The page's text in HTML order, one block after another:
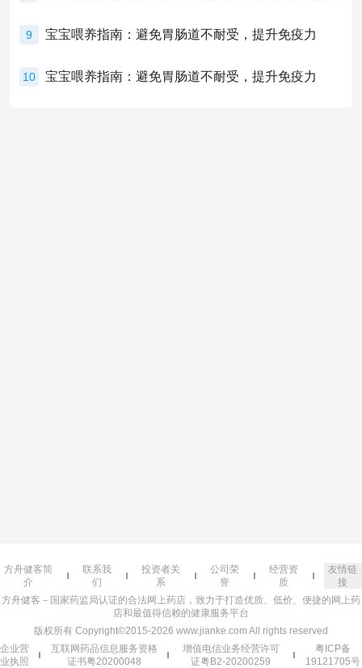
9 宝宝喂养指南：避免胃肠道不耐受，提升免疫力
10 宝宝喂养指南：避免胃肠道不耐受，提升免疫力
方舟健客简
介
联系我
们
投资者关
系
公司荣
誉
经营资
质
友情链
接
方舟健客－国家药监局认证的合法网上药店，致力于打造优质、低价、便捷的网上药
店和最值得信赖的健康服务平台
版权所有 Copyright©2015-2026 www.jianke.com All rights reserved
企业营
业执照
互联网药品信息服务资格
证书粤20200048
增值电信业务经营许可
证粤B2-20200259
粤ICP备
19121705号